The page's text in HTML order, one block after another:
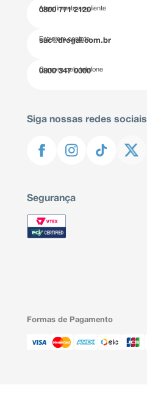
Atendimento ao cliente
0800 771 2120
Entre em contato
sac@drogal.com.br
Compre pelo telefone
0800 347 0000
Siga nossas redes sociais
Segurança
Formas de Pagamento